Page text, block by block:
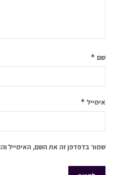
שם *
אימייל *
שמור בדפדפן זה את השם, האימייל